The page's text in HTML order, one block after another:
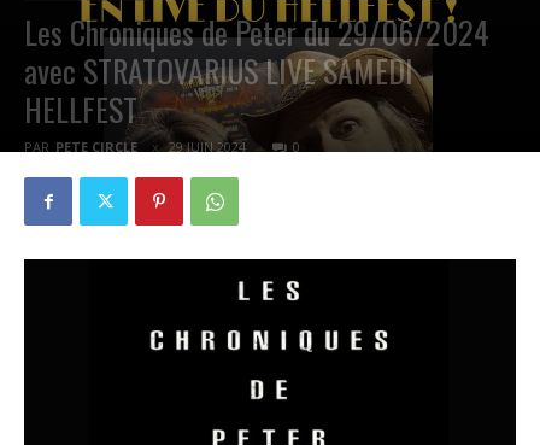
Les Chroniques de Peter du 29/06/2024
avec STRATOVARIUS LIVE SAMEDI
HELLFEST
PAR PETE CIRCLE 29 JUIN 2024 0